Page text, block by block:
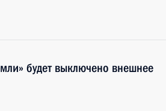
будет выключено внешнее